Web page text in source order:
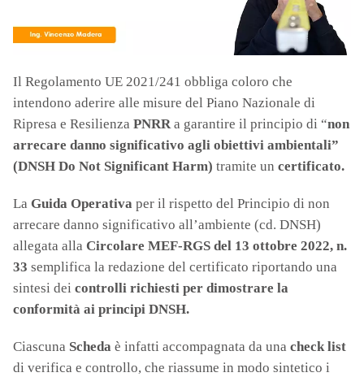
Il Regolamento UE 2021/241 obbliga coloro che
intendono aderire alle misure del Piano Nazionale di
Ripresa e Resilienza PNRRa garantire il principio di “non
arrecare danno significativo agli obiettivi ambientali”
(DNSH Do Not Significant Harm) tramite un certificato.
La Guida Operativa per il rispetto del Principio di non
arrecare danno significativo all’ambiente (cd. DNSH)
allegata alla Circolare MEF-RGS del 13 ottobre 2022, n.
33 semplifica la redazione del certificato riportando una
sintesi dei controlli richiesti per dimostrare la
conformità ai principi DNSH.
Ciascuna Scheda è infatti accompagnata da una check list
di verifica e controllo, che riassume in modo sintetico i